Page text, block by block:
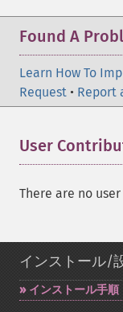
Found A
Learn How To
Request • Report
User
There are no
インストール/
インストール手順